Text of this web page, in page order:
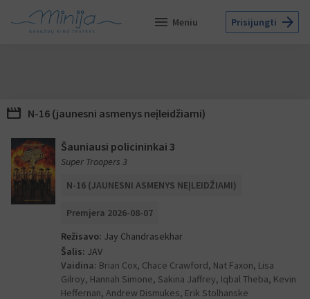
menu Meniu Prisijungti arrow_forward
movie N-16 (jaunesni asmenys neįleidžiami)
Šauniausi policininkai 3
Super Troopers 3
N-16 (JAUNESNI ASMENYS NEĮLEIDŽIAMI)
Premjera 2026-08-07
Režisavo: Jay Chandrasekhar
Šalis: JAV
Vaidina: Brian Cox, Chace Crawford, Nat Faxon, Lisa
Gilroy, Hannah Simone, Sakina Jaffrey, Iqbal Theba, Kevin
Heffernan, Andrew Dismukes, Erik Stolhanske